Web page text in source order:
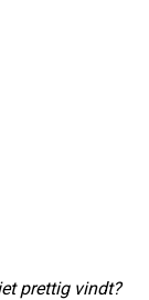
prettig vindt?